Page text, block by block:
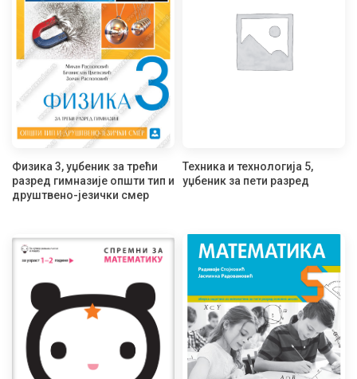
Физика 3, уџбеник за трећи
разред гимназије општи тип и
друштвено-језички смер
Техника и технологија 5,
уџбеник за пети разред